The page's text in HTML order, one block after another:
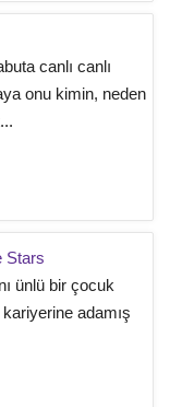
canlı canlı
onu kimin, neden
Stars
ünlü bir çocuk
kariyerine adamış